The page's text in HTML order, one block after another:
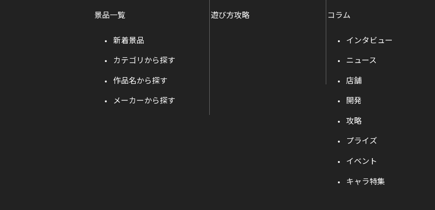
景品一覧
新着景品
カテゴリから探す
作品名から探す
メーカーから探す
遊び方攻略 コラム
インタビュー
ニュース
店舗
開発
攻略
プライズ
イベント
キャラ特集